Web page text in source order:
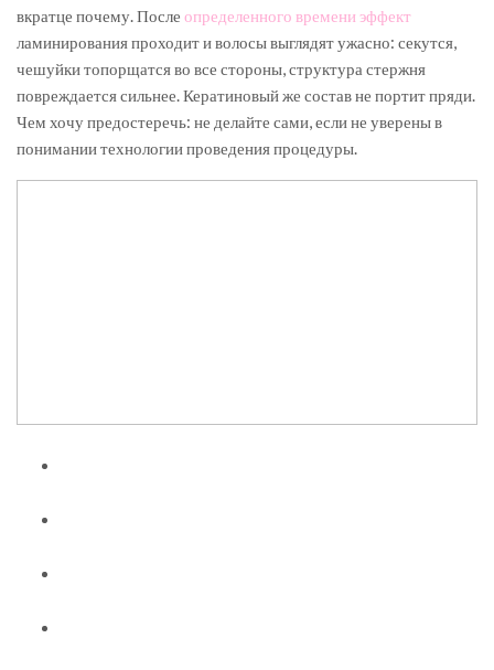
вкратце почему. После определенного времени эффект
ламинирования проходит и волосы выглядят ужасно: секутся,
чешуйки топорщатся во все стороны, структура стержня
повреждается сильнее. Кератиновый же состав не портит пряди.
Чем хочу предостеречь: не делайте сами, если не уверены в
понимании технологии проведения процедуры.